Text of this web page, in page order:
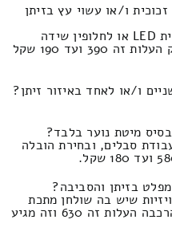
ו/או עשוי עץ בזיתן
מחירון העברה של מזנונים טלוויזיית LED או לחלופין שידה
מקובעת גבסים פלוס הרכבה ופירוק העלות זה 390 ועד 190 שקל
ו/או לאחד באיזור זיתן?
מיטת נוער בלבד?
סבלים, ובחירת הובלה
בזיתן והסביבה?
שיש בה שולחן מתכת
חדר מרכזי בשילוב לבצע פירוק והרכבה העלות זה 630 וזה מגיע